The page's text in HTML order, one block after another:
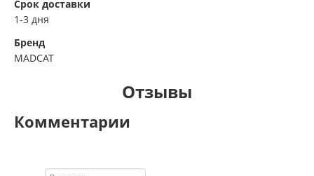
Срок доставки
1-3 дня
Бренд
MADCAT
Отзывы
Комментарии